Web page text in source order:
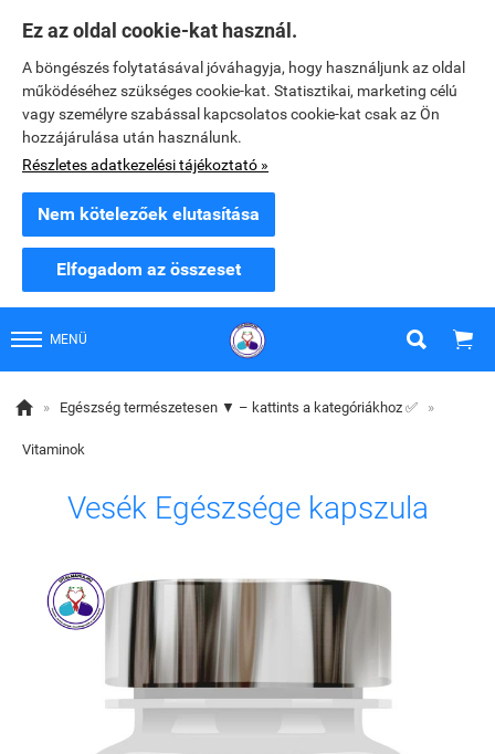
Ez az oldal cookie-kat használ.
A böngészés folytatásával jóváhagyja, hogy használjunk az oldal
működéséhez szükséges cookie-kat. Statisztikai, marketing célú
vagy személyre szabással kapcsolatos cookie-kat csak az Ön
hozzájárulása után használunk.
Részletes adatkezelési tájékoztató »
Nem kötelezőek elutasítása
Elfogadom az összeset
MENÜ  
 » Egészség természetesen ▼ – kattints a kategóriákhoz ✅ »
Vitaminok
Vesék Egészsége kapszula